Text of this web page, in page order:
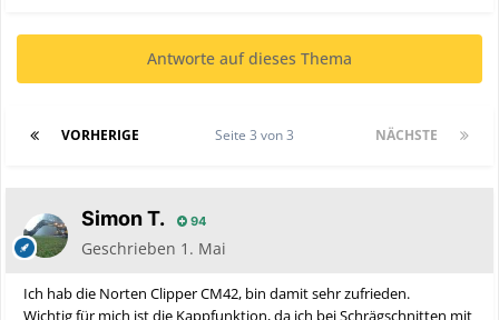
Antworte auf dieses Thema
VORHERIGE NÄCHSTE
Seite 3 von 3
Simon T. 94
Geschrieben 1. Mai
Ich hab die Norten Clipper CM42, bin damit sehr zufrieden.
Wichtig für mich ist die Kappfunktion, da ich bei Schrägschnitten mit